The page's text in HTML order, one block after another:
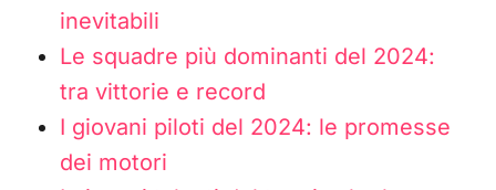
inevitabili
Le squadre più dominanti del 2024:
tra vittorie e record
I giovani piloti del 2024: le promesse
dei motori